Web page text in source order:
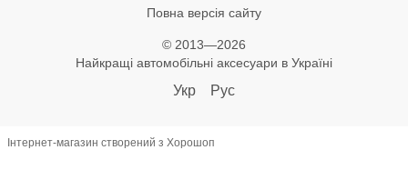
Повна версія сайту
© 2013—2026
Найкращі автомобільні аксесуари в Україні
Укр Рус
Інтернет-магазин створений з Хорошоп